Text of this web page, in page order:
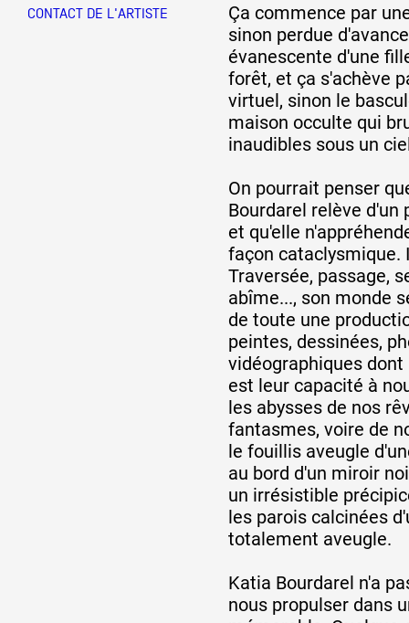
Équipe
Partenaires
Crédits
Actions
Documentation
Visites d'ateliers
Production vidéo
Formation
Événements
CONTACT DE L'ARTISTE
Ça commence par
sinon perdue
évanescente d'une
forêt, et ça s'achève
virtuel, sinon le
maison occulte qui
inaudibles sous un
On pourrait penser
Bourdarel relève d'un
et qu'elle
façon cataclysmique.
Traversée, passage,
abîme..., son monde
de toute une
peintes, dessinées,
vidéographiques
est leur capacité à
les abysses de nos
fantasmes, voire de
le fouillis aveugle
au bord d'un miroir
un irrésistible
les parois calcinées
totalement aveugle.
Katia Bourdarel n'a
nous propulser dans